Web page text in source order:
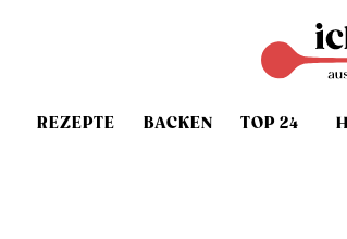
REZEPTE BACKEN TOP 24